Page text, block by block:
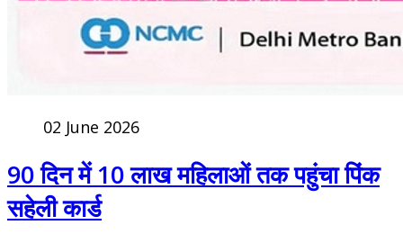
02 June 2026
90 दिन में 10 लाख महिलाओं तक पहुंचा पिंक
सहेली कार्ड